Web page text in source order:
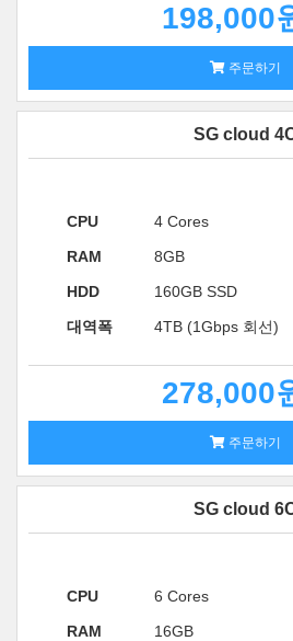
198,000
주문하기
SG cloud
CPU
4 Cores
RAM
8GB
HDD
160GB SSD
대역폭
4TB (1Gbps 회선)
278,000
주문하기
SG cloud
CPU
6 Cores
RAM
16GB